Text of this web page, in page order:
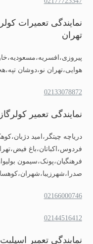
نمایندگی تعمیرات
تهران
هوایی،تهران نو،دوشان
02133078872
نمایندگی تعمیر
دریاچه چیتگر،امید
فردوس،اکباتان،باغ
فرهنگیان،پونک،سیمون
02166000746
02144516412
نمایندگی تعمیر